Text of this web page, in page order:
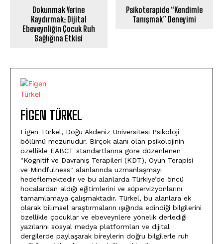
Dokunmak Yerine
Kaydırmak: Dijital
Ebeveynliğin Çocuk Ruh
Sağlığına Etkisi
Psikoterapide “Kendimle
Tanışmak” Deneyimi
FIGEN TÜRKEL
Figen Türkel, Doğu Akdeniz Üniversitesi Psikoloji
bölümü mezunudur. Birçok alanı olan psikolojinin
özellikle EABCT standartlarına göre düzenlenen
"Kognitif ve Davranış Terapileri (KDT), Oyun Terapisi
ve Mindfulness" alanlarında uzmanlaşmayı
hedeflemektedir ve bu alanlarda Türkiye’de öncü
hocalardan aldığı eğitimlerini ve süpervizyonlarını
tamamlamaya çalışmaktadır. Türkel, bu alanlara ek
olarak bilimsel araştırmaların ışığında edindiği bilgilerini
özellikle çocuklar ve ebeveynlere yönelik derlediği
yazılarını sosyal medya platformları ve dijital
dergilerde paylaşarak bireylerin doğru bilgilerle ruh